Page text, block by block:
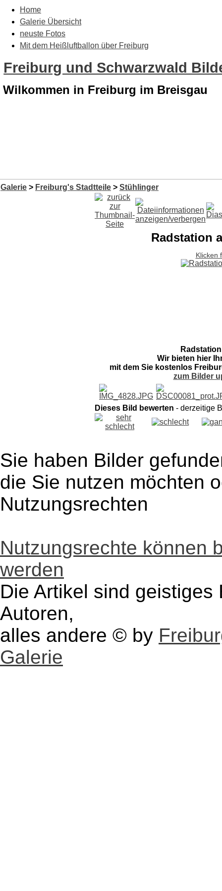
Home
Galerie Übersicht
neuste Fotos
Mit dem Heißluftballon über Freiburg
Freiburg und Schwarzwald
Wilkommen in Freiburg im Breisgau
Galerie > Freiburg's Stadtteile > Stühlinger
Radstation
Klicken
Wir bieten hier
mit dem Sie kostenlos
zum Bilder
Dieses Bild bewerten - derzeitige
Sie haben Bilder
die Sie nutzen möchten
Nutzungsrechten
Nutzungsrechte können
werden
Die Artikel sind
Autoren,
alles andere © by
Galerie